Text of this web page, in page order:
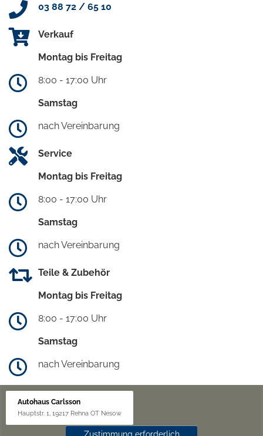
03 88 72 / 65 10
Verkauf
Montag bis Freitag
8:00 - 17:00 Uhr
Samstag
nach Vereinbarung
Service
Montag bis Freitag
8:00 - 17:00 Uhr
Samstag
nach Vereinbarung
Teile & Zubehör
Montag bis Freitag
8:00 - 17:00 Uhr
Samstag
nach Vereinbarung
Autohaus Carlsson
Hauptstr. 1, 19217 Rehna OT Nesow
Zustimmung erforderlich